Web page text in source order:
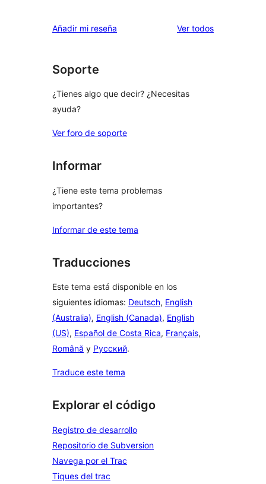
estrellas
de
Añadir mi reseña Ver todoslos
Soporte
¿Tienes algo que decir? ¿Necesitas
ayuda?
Ver foro de soporte
Informar
¿Tiene este tema problemas
importantes?
Informar de este tema
Traducciones
Este tema está disponible en los
siguientes idiomas: Deutsch, English
(Australia), English (Canada), English
(US), Español de Costa Rica, Français,
Română y Русский.
Traduce este tema
Explorar el código
Registro de desarrollo
Repositorio de Subversion
Navega por el Trac
Tiques del trac